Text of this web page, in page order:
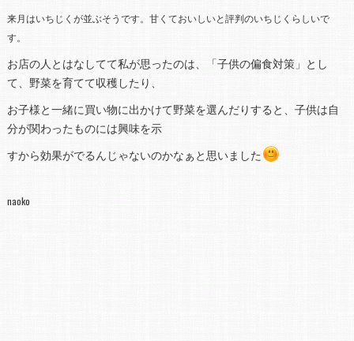
来月はいちじくが並ぶそうです。甘くておいしいと評判のいちじくらしいで
す。
お店の人とはなしてて私が思ったのは、「子供の偏食対策」とし
て、野菜を育てて収穫したり、
お子様と一緒に買い物に出かけて野菜を選んだりすると、子供は自
分が関わったものには興味を示
すから効果がでるんじゃないのかなぁと思いました
naoko